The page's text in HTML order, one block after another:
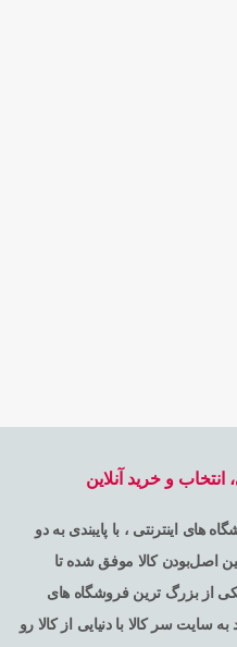
و خرید آنلاین
های اینترنتی ، با پایبندی به دو
اصل‌بودن کالا موفق شده تا
از بزرگ ترین فروشگاه های
سایت سر کالا با دنیایی از کالا رو